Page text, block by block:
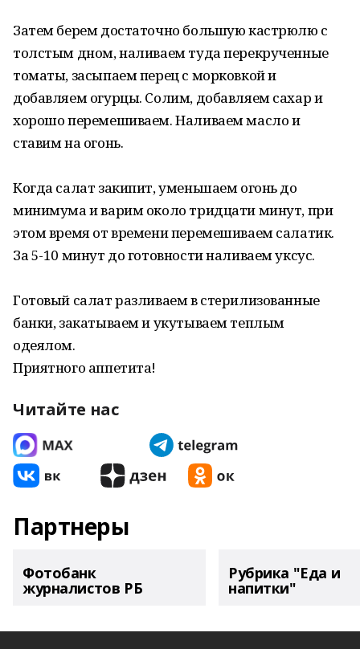
Затем берем достаточно большую каcтрюлю с
толстым дном, наливаем туда перекрученные
томаты, засыпаем перец с морковкой и
добавляем огурцы. Солим, добавляем сахар и
хорошо перемешиваем. Наливаем масло и
ставим на огонь.
Когда салат закипит, уменьшаем огонь до
минимума и варим около тридцати минут, при
этом время от времени перемешиваем caлатик.
За 5-10 минут до готовности наливаем уксус.
Готовый caлат paзливаем в стepилизованные
банки, закатываем и укутываем теплым
одеялом.
Приятного аппетита!
Читайте нас
Партнеры
Фотобанк
журналистов РБ
Рубрика "Еда и
напитки"